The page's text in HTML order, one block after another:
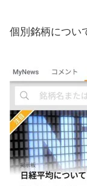
個別銘柄につい